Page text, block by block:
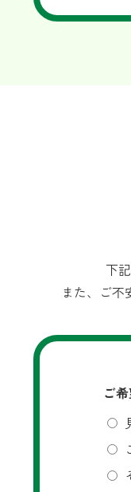
下
また、ご
ご